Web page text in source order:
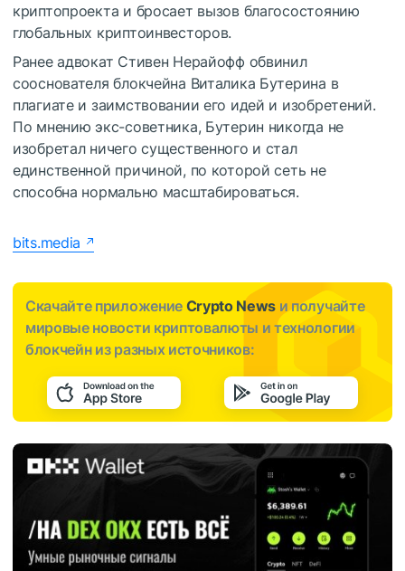
криптопроекта и бросает вызов благосостоянию
глобальных криптоинвесторов.
Ранее адвокат Стивен Нерайофф обвинил
сооснователя блокчейна Виталика Бутерина в
плагиате и заимствовании его идей и изобретений.
По мнению экс-советника, Бутерин никогда не
изобретал ничего существенного и стал
единственной причиной, по которой сеть не
способна нормально масштабироваться.
bits.media
Скачайте приложение Crypto News и получайте
мировые новости криптовалюты и технологии
блокчейн из разных источников: